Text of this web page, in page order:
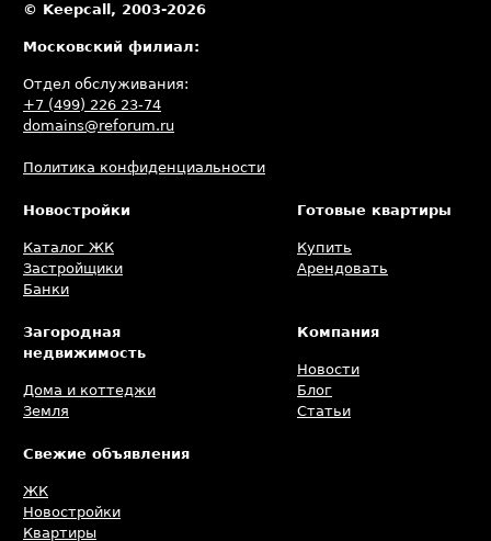
© Keepcall, 2003-2026
Московский филиал:
Отдел обслуживания:
+7 (499) 226 23-74
domains@reforum.ru
Политика конфиденциальности
Новостройки
Каталог ЖК
Застройщики
Банки
Готовые квартиры
Купить
Арендовать
Загородная
недвижимость
Дома и коттеджи
Земля
Компания
Новости
Блог
Статьи
Свежие объявления
ЖК
Новостройки
Квартиры